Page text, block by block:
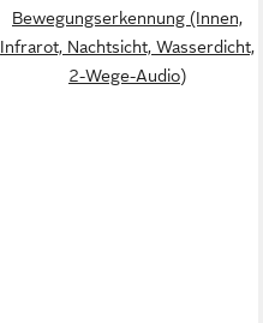
Bewegungserkennung (Innen,
Infrarot, Nachtsicht, Wasserdicht,
2-Wege-Audio)